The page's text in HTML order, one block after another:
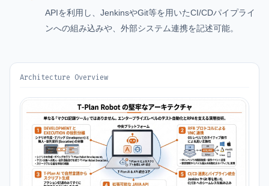
APIを利用し、JenkinsやGit等を用いたCI/CDパイプライ
ンへの組み込みや、外部システム連携を記述可能。
Architecture Overview